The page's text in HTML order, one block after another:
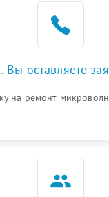
2200 ₽
1000 ₽
Вы оставляете
на ремонт